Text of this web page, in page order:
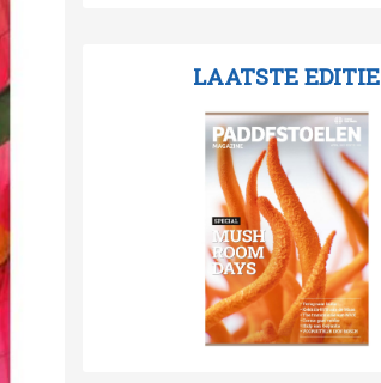
LAATSTE EDITIE